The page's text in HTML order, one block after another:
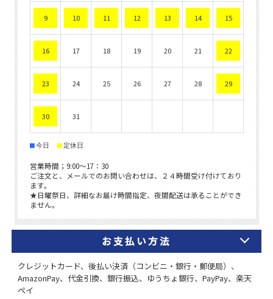
お支払い方法
クレジットカード、後払い決済（コンビニ・銀行・郵便局）、
AmazonPay、代金引換、銀行振込、ゆうちょ銀行、PayPay、楽天
ペイ